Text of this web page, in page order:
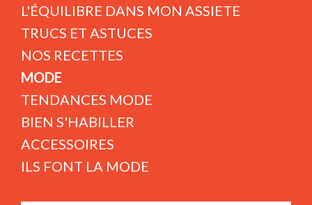
L'ÉQUILIBRE DANS MON ASSIETE
TRUCS ET ASTUCES
NOS RECETTES
MODE
TENDANCES MODE
BIEN S'HABILLER
ACCESSOIRES
ILS FONT LA MODE